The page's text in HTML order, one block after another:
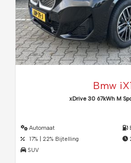
Bmw
xDrive 30 67kWh M
Automaat
17% | 22% Bijtelling
SUV